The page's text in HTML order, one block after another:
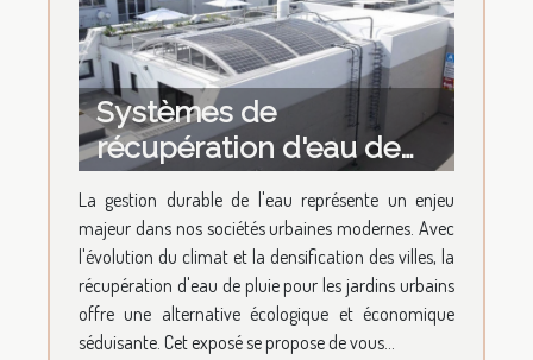
Systèmes de
récupération d'eau de
pluie pour jardins
urbains avantages et
installation
La gestion durable de l'eau représente un enjeu
majeur dans nos sociétés urbaines modernes. Avec
l'évolution du climat et la densification des villes, la
récupération d'eau de pluie pour les jardins urbains
offre une alternative écologique et économique
séduisante. Cet exposé se propose de vous...